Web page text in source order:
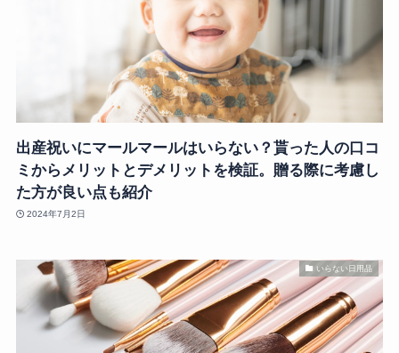
出産祝いにマールマールはいらない？貰った人の口コ
ミからメリットとデメリットを検証。贈る際に考慮し
た方が良い点も紹介
2024年7月2日
いらない日用品